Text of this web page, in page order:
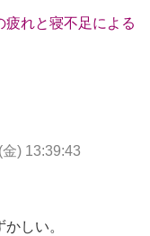
疲れと寝不足による
) 13:39:43
しい。